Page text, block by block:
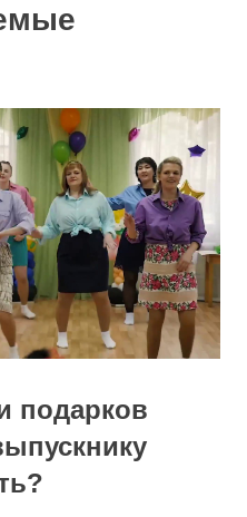
подарков